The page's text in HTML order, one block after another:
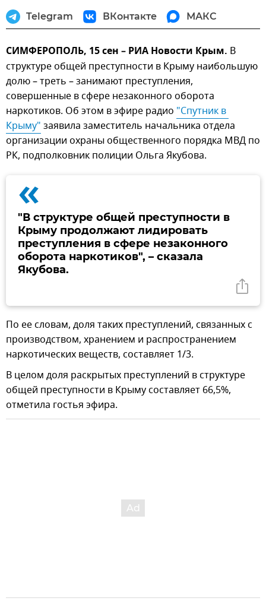
Telegram ВКонтакте МАКС
СИМФЕРОПОЛЬ, 15 сен – РИА Новости Крым. В
структуре общей преступности в Крыму наибольшую
долю – треть – занимают преступления,
совершенные в сфере незаконного оборота
наркотиков. Об этом в эфире радио "Спутник в
Крыму" заявила заместитель начальника отдела
организации охраны общественного порядка МВД по
РК, подполковник полиции Ольга Якубова.
«
"В структуре общей преступности в
Крыму продолжают лидировать
преступления в сфере незаконного
оборота наркотиков", – сказала
Якубова.
По ее словам, доля таких преступлений, связанных с
производством, хранением и распространением
наркотических веществ, составляет 1/3.
В целом доля раскрытых преступлений в структуре
общей преступности в Крыму составляет 66,5%,
отметила гостья эфира.